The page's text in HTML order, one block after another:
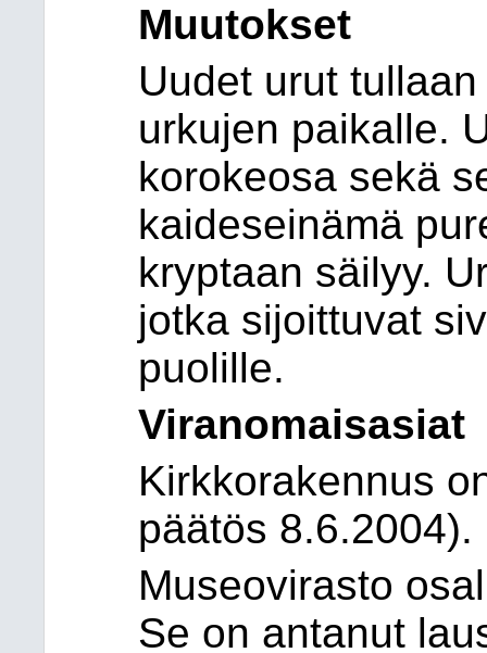
Muutokset
Uudet urut
urkujen paikalle.
korokeosa sekä
kaideseinämä
kryptaan säilyy.
jotka sijoittuvat
puolille.
Viranomaisasiat
Kirkkorakennus
päätös 8.6.2004).
Museovirasto
Se on antanut